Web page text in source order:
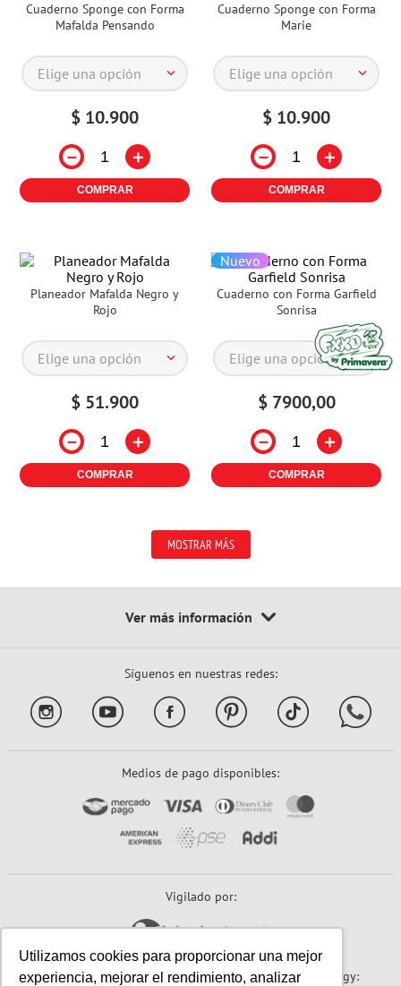
Utilizamos cookies para proporcionar una mejor
experiencia, mejorar el rendimiento, analizar
Cuaderno Sponge con Forma
Mafalda Pensando
Elige una opción
$ 10.900
－ ＋
COMPRAR
Cuaderno Sponge con Forma
Marie
Elige una opción
$ 10.900
－ ＋
COMPRAR
Planeador Mafalda Negro y
Rojo
Elige una opción
$ 51.900
－ ＋
COMPRAR
Nuevo
Cuaderno con Forma Garfield
Sonrisa
Elige una opción
$ 7900,00
－ ＋
COMPRAR
MOSTRAR MÁS
Síguenos en nuestras redes:
Medios de pago disponibles:
Vigilado por:
Sitio seguro: Powered By: Technology: